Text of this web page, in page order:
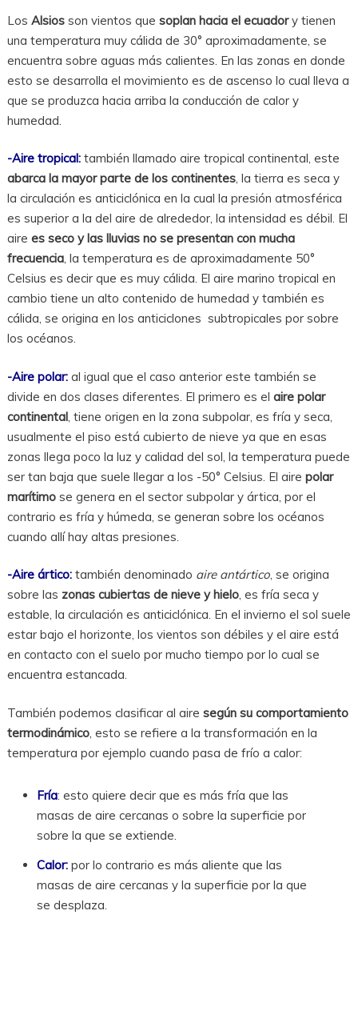
Los Alsiosson vientos que soplan hacia el ecuadory tienen
una temperatura muy cálida de 30° aproximadamente, se
encuentra sobre aguas más calientes. En las zonas en donde
esto se desarrolla el movimiento es de ascenso lo cual lleva a
que se produzca hacia arriba la conducción de calor y
humedad.
-Aire tropical:también llamado aire tropical continental, este
abarca la mayor parte de los continentes, la tierra es seca y
la circulación es anticiclónica en la cual la presión atmosférica
es superior a la del aire de alrededor, la intensidad es débil. El
aire es seco y las lluvias no se presentan con mucha
frecuencia, la temperatura es de aproximadamente 50°
Celsius es decir que es muy cálida. El aire marino tropical en
cambio tiene un alto contenido de humedad y también es
cálida, se origina en los anticiclones subtropicales por sobre
los océanos.
-Aire polar:al igual que el caso anterior este también se
divide en dos clases diferentes. El primero es el aire polar
continental, tiene origen en la zona subpolar, es fría y seca,
usualmente el piso está cubierto de nieve ya que en esas
zonas llega poco la luz y calidad del sol, la temperatura puede
ser tan baja que suele llegar a los -50° Celsius. El aire polar
marítimose genera en el sector subpolar y ártica, por el
contrario es fría y húmeda, se generan sobre los océanos
cuando allí hay altas presiones.
-Aire ártico:también denominado aire antártico, se origina
sobre las zonas cubiertas de nieve y hielo, es fría seca y
estable, la circulación es anticiclónica. En el invierno el sol suele
estar bajo el horizonte, los vientos son débiles y el aire está
en contacto con el suelo por mucho tiempo por lo cual se
encuentra estancada.
También podemos clasificar al aire según su comportamiento
termodinámico, esto se refiere a la transformación en la
temperatura por ejemplo cuando pasa de frío a calor:
Fría: esto quiere decir que es más fría que las
masas de aire cercanas o sobre la superficie por
sobre la que se extiende.
Calor: por lo contrario es más aliente que las
masas de aire cercanas y la superficie por la que
se desplaza.